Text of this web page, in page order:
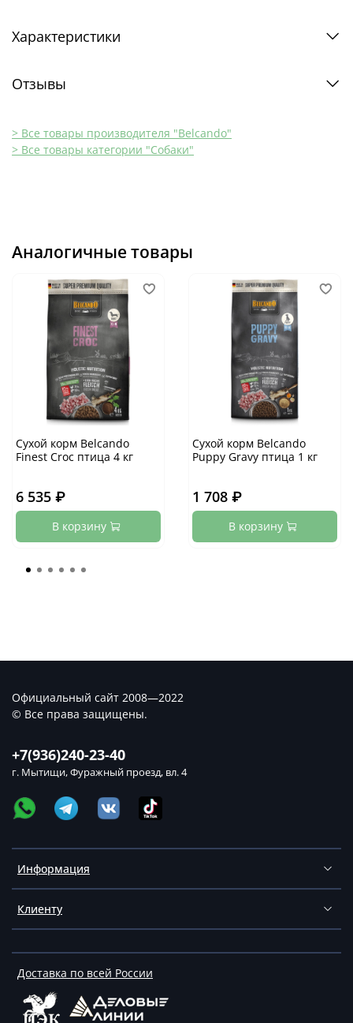
Характеристики
Отзывы
> Все товары производителя "Belcando"
> Все товары категории "Собаки"
Аналогичные товары
Сухой корм Belcando
Finest Croc птица 4 кг
6 535 ₽
В корзину
Сухой корм Belcando
Puppy Gravy птица 1 кг
1 708 ₽
В корзину
Информация
Клиенту
Доставка по всей России
+7(936)240-23-40
г. Мытищи, Фуражный проезд, вл. 4
Официальный сайт 2008—2022
© Все права защищены.